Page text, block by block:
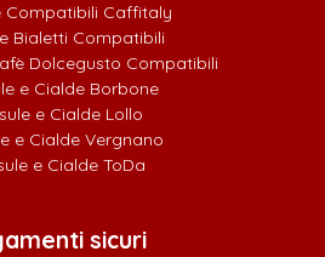
Compatibili Caffitaly
Bialetti Compatibili
Dolcegusto Compatibili
e Cialde Borbone
e Cialde Lollo
e Cialde Vergnano
e Cialde ToDa
sicuri